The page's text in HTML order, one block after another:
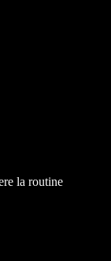
la routine